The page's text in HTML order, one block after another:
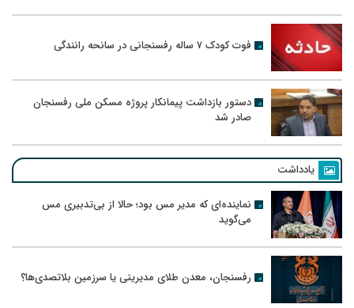
فوت کودک ۷ ساله رفسنجانی در سانحه رانندگی
دستور بازداشت پیمانکار پروژه مسکن ملی رفسنجان
صادر شد
یادداشت
نماینده‌ای که مدیر مس بود؛ حالا از بی‌تدبیری مس
می‌گوید
رفسنجان، معدن طلای مدیریتی یا سرزمین بلاتصدی‌ها؟